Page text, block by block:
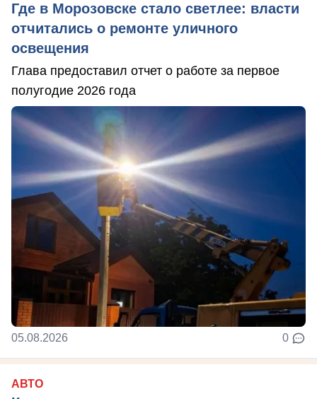
Где в Морозовске стало светлее: власти
отчитались о ремонте уличного
освещения
Глава предоставил отчет о работе за первое
полугодие 2026 года
05.08.2026 0
АВТО